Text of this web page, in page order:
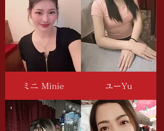
ミニ Minie ユーYu